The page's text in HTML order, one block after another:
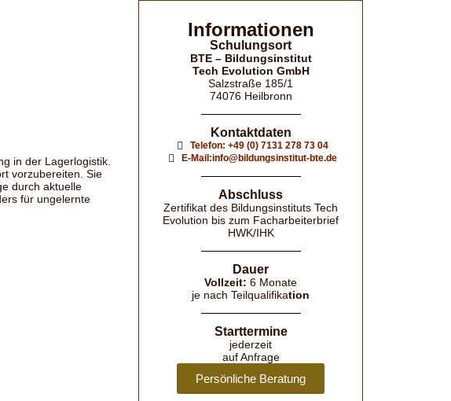
in der Lagerlogistik.
vorzubereiten. Sie
durch aktuelle
für ungelernte
Informationen
Schulungsort
BTE – Bildungsinstitut
Tech Evolution GmbH
Salzstraße 185/1
74076 Heilbronn
Kontaktdaten
Telefon: +49 (0) 7131 278 73 04
E-Mail:info@bildungsinstitut-bte.de
Abschluss
Zertifikat des Bildungsinstituts Tech
Evolution bis zum Facharbeiterbrief
HWK/IHK
Dauer
Vollzeit: 6 Monate
je nach Teilqualifikation
Starttermine
jederzeit
auf Anfrage
Persönliche Beratung